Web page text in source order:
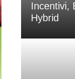
Incentivi,
Hybrid